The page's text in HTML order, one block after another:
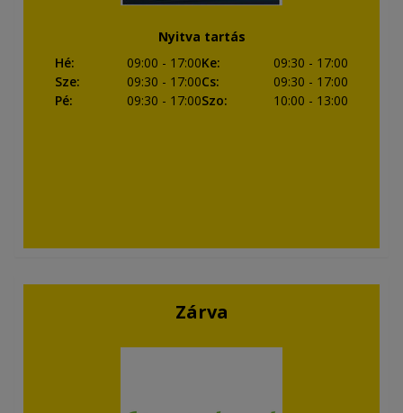
Nyitva tartás
Hé: 09:00 - 17:00Ke: 09:30 - 17:00
Sze: 09:30 - 17:00Cs: 09:30 - 17:00
Pé: 09:30 - 17:00Szo: 10:00 - 13:00
Zárva